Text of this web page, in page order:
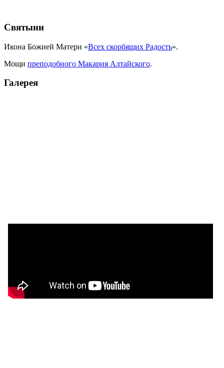
Святыни
Икона Божией Матери «Всех скорбящих Радость».
Мощи преподобного Макария Алтайского.
Галерея